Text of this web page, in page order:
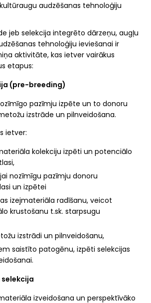
audzēšanas tehnoloģiju
jeb selekcija integrēto dārzeņu, augļu
tehnoloģiju ieviešanai ir
aktivitāte, kas ietver vairākus
etapus:
(pre-breeding)
pazīmju izpēte un to donoru
izstrāde un pilnveidošana.
ietver:
kolekciju izpēti un potenciālo
nozīmīgu pazīmju donoru
un izpētei
izejmateriāla radīšanu, veicot
krustošanu t.sk. starpsugu
izstrādi un pilnveidošanu,
saistīto patogēnu, izpēti selekcijas
izveidošana un perspektīvāko